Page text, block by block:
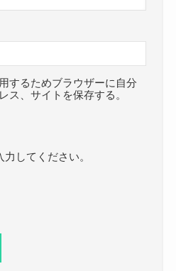
するためブラウザーに自分
ス、サイトを保存する。
力してください。